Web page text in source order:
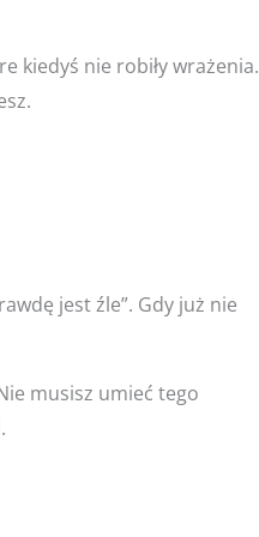
kiedyś nie robiły wrażenia.
jest źle”. Gdy już nie
musisz umieć tego